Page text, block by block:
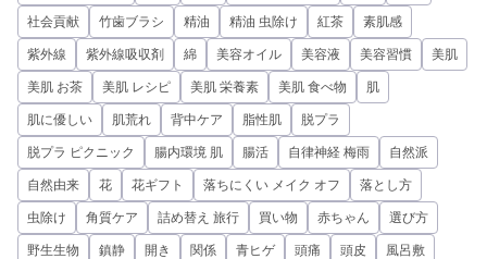
社会貢献 竹歯ブラシ 精油 精油 虫除け 紅茶 素肌感
紫外線 紫外線吸収剤 綿 美容オイル 美容液 美容習慣 美肌
美肌 お茶 美肌 レシピ 美肌 栄養素 美肌 食べ物 肌
肌に優しい 肌荒れ 背中ケア 脂性肌 脱プラ
脱プラ ピクニック 腸内環境 肌 腸活 自律神経 梅雨 自然派
自然由来 花 花ギフト 落ちにくい メイク オフ 落とし方
虫除け 角質ケア 詰め替え 旅行 買い物 赤ちゃん 選び方
野生生物 鎮静 開き 関係 青ヒゲ 頭痛 頭皮 風呂敷